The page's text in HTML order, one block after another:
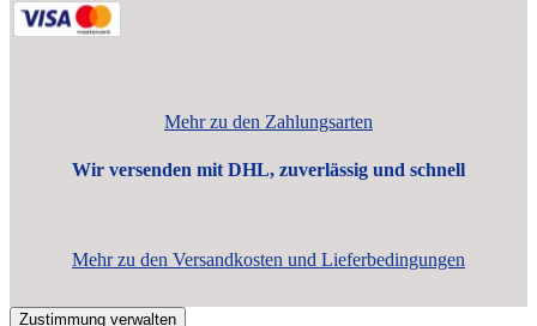
Mehr zu den Zahlungsarten
Wir versenden mit DHL, zuverlässig und schnell
Mehr zu den Versandkosten und Lieferbedingungen
Zustimmung verwalten